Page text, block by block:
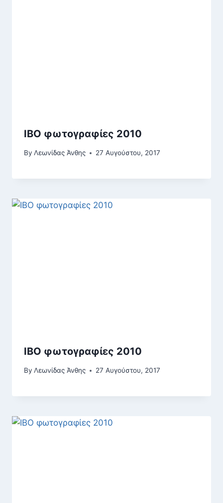
ΙΒΟ φωτογραφίες 2010
By Λεωνίδας Άνθης 27 Αυγούστου, 2017
ΙΒΟ φωτογραφίες 2010
By Λεωνίδας Άνθης 27 Αυγούστου, 2017